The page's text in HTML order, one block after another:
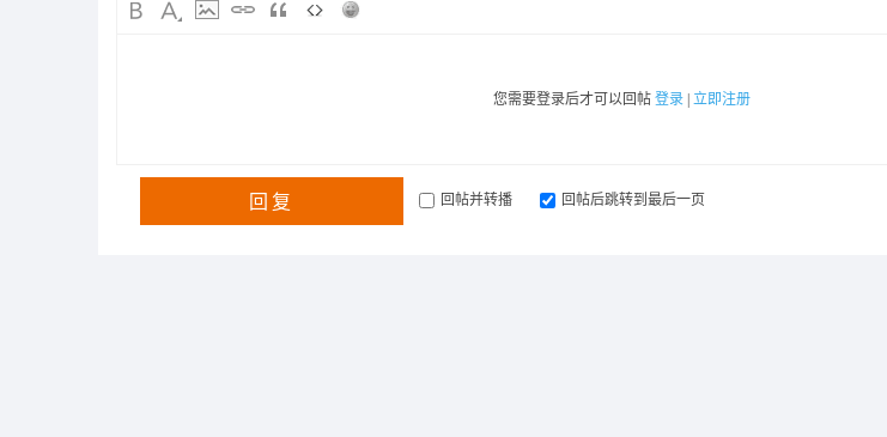
您需要登录后才可以回帖 登录 立即注册
回复 回帖并转播 回帖后跳转到最后一页